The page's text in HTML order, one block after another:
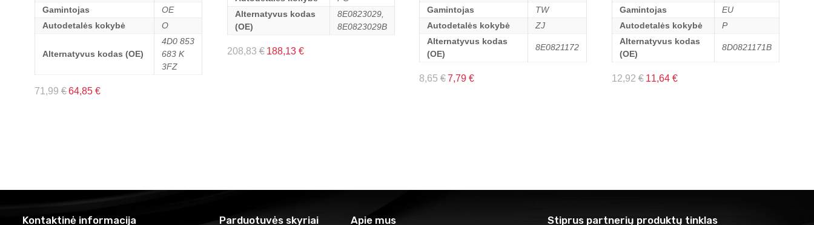
Gamintojas
OE
Autodetalės kokybė
O
Alternatyvus kodas (OE)
4D0 853
683 K
3FZ
71,99 €64,85 €
Alternatyvus kodas
(OE)
8E0823029,
8E0823029B
208,83€ 188,13 €
Gamintojas
TW
Autodetalės kokybė
ZJ
Alternatyvus kodas
(OE)
8E0821172
8,65 €7,79 €
Gamintojas
EU
Autodetalės kokybė
P
Alternatyvus kodas
(OE)
8D0821171B
12,92€ 11,64 €
Kontaktinė informacija Parduotuvės skyriai Apie mus Stiprus partnerių produktų tinklas